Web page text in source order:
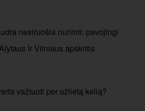
nesiruošia nurimti: pavojingi
ir Vilniaus apskritis
važiuoti per užlietą kelią?